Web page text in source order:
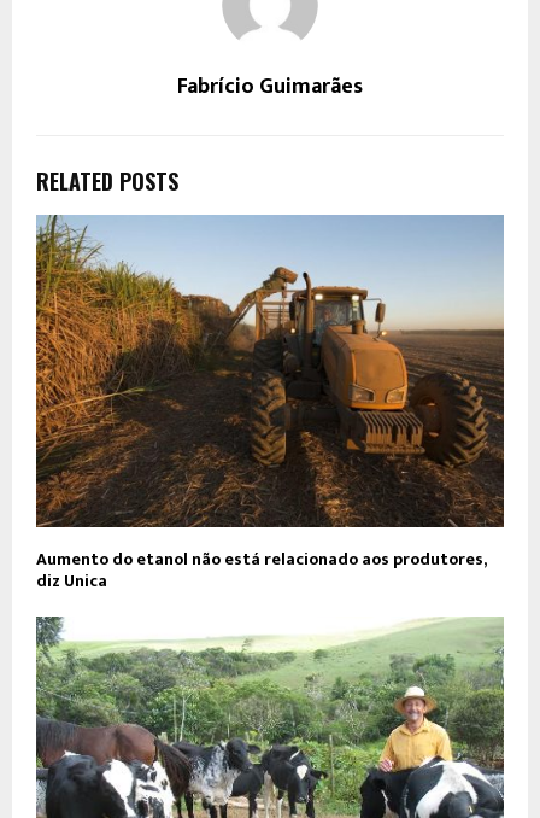
Fabrício Guimarães
RELATED POSTS
Aumento do etanol não está relacionado aos produtores,
diz Unica